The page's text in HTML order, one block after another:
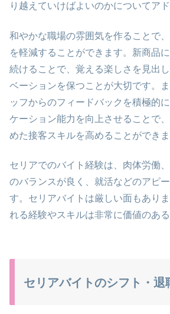
り越えていけばよいのかについてアド
和やかな職場の雰囲気を作ることで
を軽減することができます。新商品
続けることで、覚える楽しさを見出
ベーションを保つことが大切です。
ッフからのフィードバックを積極的
ケーション能力を向上させることで
めた接客スキルを高めることができま
セリアでのバイト経験は、肉体労働
のバランスが良く、就活などのアピ
す。セリアバイトは厳しい面もあり
れる経験やスキルは非常に価値のある
セリアバイトのシフト・退